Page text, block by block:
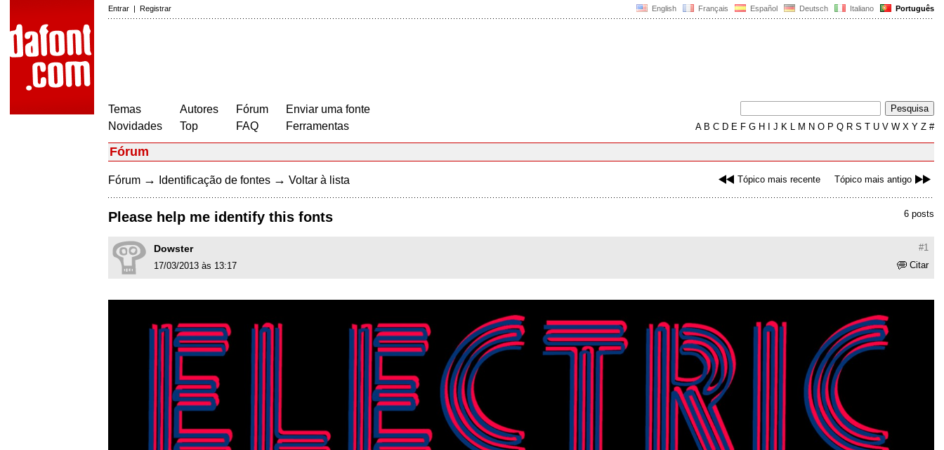
English Français Español Deutsch Italiano Português
Entrar | Registrar
Temas
Novidades
Autores
Top
Fórum
FAQ
Enviar uma fonte
Ferramentas
AB C D E F G H J K L M N O P Q R S T U V W X Y Z #
Fórum
Tópico mais recente Tópico mais antigo
Fórum → Identificação de fontes → Voltar à lista
6 posts
Please help me identify this fonts
#1
Dowster
Citar
17/03/2013 às 13:17